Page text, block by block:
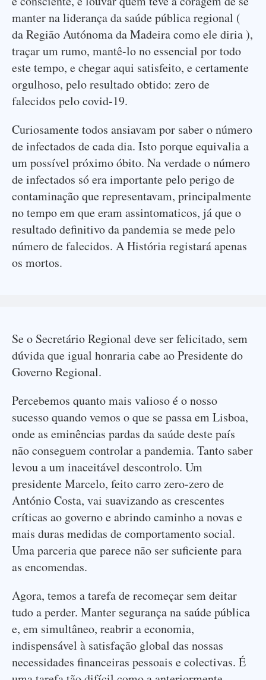
manter na liderança da saúde pública regional (
da Região Autónoma da Madeira como ele diria ),
traçar um rumo, mantê-lo no essencial por todo
este tempo, e chegar aqui satisfeito, e certamente
orgulhoso, pelo resultado obtido: zero de
falecidos pelo covid-19.
Curiosamente todos ansiavam por saber o número
de infectados de cada dia. Isto porque equivalia a
um possível próximo óbito. Na verdade o número
de infectados só era importante pelo perigo de
contaminação que representavam, principalmente
no tempo em que eram assintomaticos, já que o
resultado definitivo da pandemia se mede pelo
número de falecidos. A História registará apenas
os mortos.
Se o Secretário Regional deve ser felicitado, sem
dúvida que igual honraria cabe ao Presidente do
Governo Regional.
Percebemos quanto mais valioso é o nosso
sucesso quando vemos o que se passa em Lisboa,
onde as eminências pardas da saúde deste país
não conseguem controlar a pandemia. Tanto saber
levou a um inaceitável descontrolo. Um
presidente Marcelo, feito carro zero-zero de
António Costa, vai suavizando as crescentes
críticas ao governo e abrindo caminho a novas e
mais duras medidas de comportamento social.
Uma parceria que parece não ser suficiente para
as encomendas.
Agora, temos a tarefa de recomeçar sem deitar
tudo a perder. Manter segurança na saúde pública
e, em simultâneo, reabrir a economia,
indispensável à satisfação global das nossas
necessidades financeiras pessoais e colectivas. É